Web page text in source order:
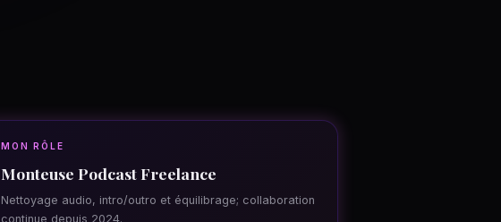
MON RÔLE
Monteuse Podcast Freelance
Nettoyage audio, intro/outro et équilibrage; collaboration
continue depuis 2024.